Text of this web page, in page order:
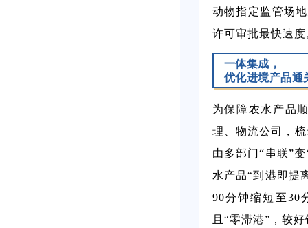
动物指定监管场
许可审批最快速度
一体集成，
优化进境产品通
为保障农水产品
理、物流公司，
由多部门“串联”
水产品“到港即提
90分钟缩短至30
且“零滞港”，较